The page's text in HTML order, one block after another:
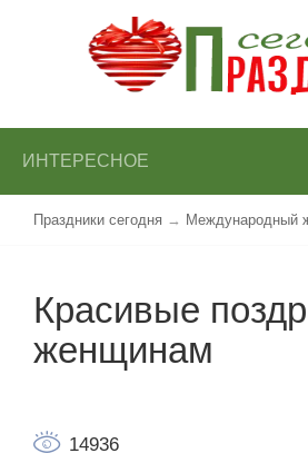
ИНТЕРЕСНОЕ
Праздники сегодня → Международный
Красивые
женщинам
14936